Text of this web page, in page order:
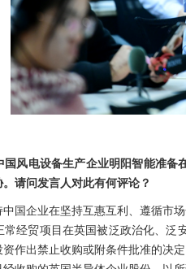
风电设备生产企业明阳智能准
请问发言人对此有何评论？
国企业在坚持互惠互利、遵循市
经贸项目在英国被泛政治化、
作出禁止收购或附条件批准的决